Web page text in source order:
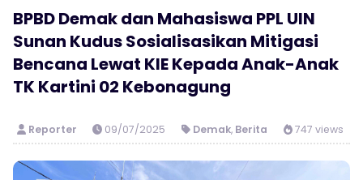
BPBD Demak dan Mahasiswa PPL UIN
Sunan Kudus Sosialisasikan Mitigasi
Bencana Lewat KIE Kepada Anak-Anak
TK Kartini 02 Kebonagung
Reporter 09/07/2025 Demak, Berita 747 views